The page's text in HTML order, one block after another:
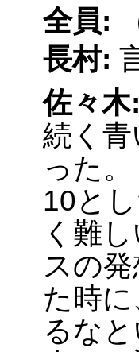
全員:
長村:
佐々木:
続く
った
10と
く難
スの
た時
るな